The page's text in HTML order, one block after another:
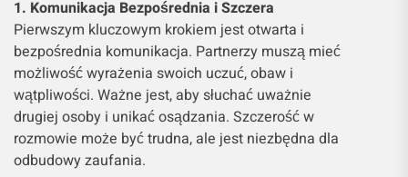
1. Komunikacja Bezpośrednia i Szczera
Pierwszym kluczowym krokiem jest otwarta i
bezpośrednia komunikacja. Partnerzy muszą mieć
możliwość wyrażenia swoich uczuć, obaw i
wątpliwości. Ważne jest, aby słuchać uważnie
drugiej osoby i unikać osądzania. Szczerość w
rozmowie może być trudna, ale jest niezbędna dla
odbudowy zaufania.